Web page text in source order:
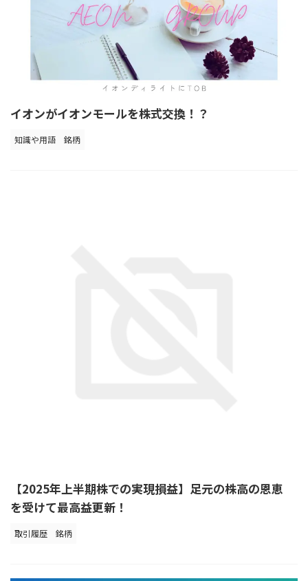
イオンがイオンモールを株式交換！？
知識や用語 銘柄
【2025年上半期株での実現損益】足元の株高の恩恵
を受けて最高益更新！
取引履歴 銘柄